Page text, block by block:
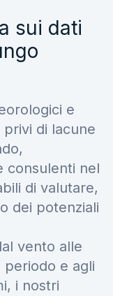
sui dati
e
di lacune
consulenti nel
di valutare,
dei potenziali
vento alle
e agli
i nostri